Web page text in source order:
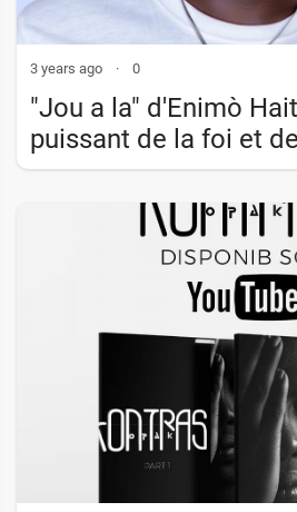
3 years ago · 0
"Jou a la" d'Enimò
puissant de la foi et